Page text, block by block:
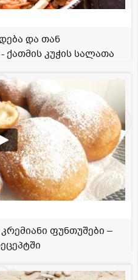
და თან
ქათმის კუჭის სალათა
ფუნთუშები –